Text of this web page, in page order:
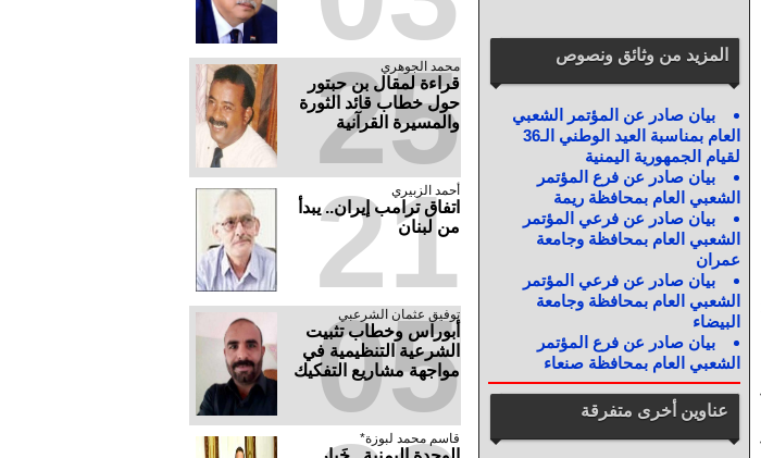
المزيد من وثائق ونصوص
بيان صادر عن المؤتمر الشعبي
العام بمناسبة العيد الوطني الـ36
لقيام الجمهورية اليمنية
بيان صادر عن فرع المؤتمر
الشعبي العام بمحافظة ريمة
بيان صادر عن فرعي المؤتمر
الشعبي العام بمحافظة وجامعة
عمران
بيان صادر عن فرعي المؤتمر
الشعبي العام بمحافظة وجامعة
البيضاء
بيان صادر عن فرع المؤتمر
الشعبي العام بمحافظة صنعاء
عناوين أخرى متفرقة
محمد الجوهري
قراءة لمقال بن حبتور
حول خطاب قائد الثورة
والمسيرة القرآنية
25
أحمد الزبيري
اتفاق ترامب إيران.. يبدأ
من لبنان
21
توفيق عثمان الشرعبي
أبوراس وخطاب تثبيت
الشرعية التنظيمية في
مواجهة مشاريع التفكيك
05
قاسم محمد لبوزة*